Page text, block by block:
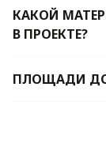
КАКОЙ
В ПРОЕКТЕ?
ПЛОЩАДИ